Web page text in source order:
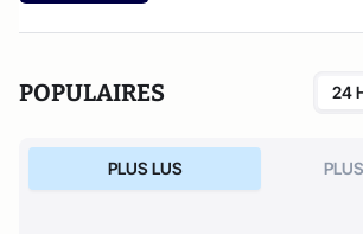
POPULAIRES 24
PLUS LUS